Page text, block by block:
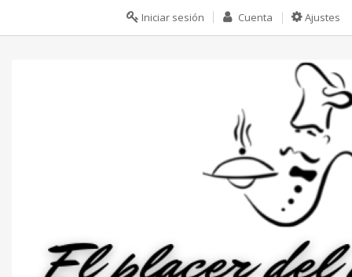
Ajustes
Cuenta
Iniciar sesión